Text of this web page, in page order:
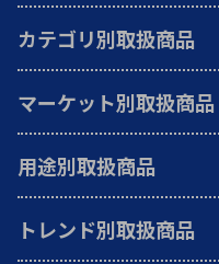
半導体・電
カテゴリ別取扱商品
マーケット別取扱商品
用途別取扱商品
トレンド別取扱商品